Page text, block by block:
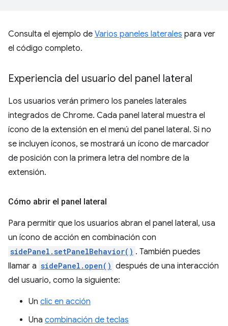
Consulta el ejemplo de Varios paneles laterales para ver
el código completo.
Experiencia del usuario del panel lateral
Los usuarios verán primero los paneles laterales
integrados de Chrome. Cada panel lateral muestra el
ícono de la extensión en el menú del panel lateral. Si no
se incluyen íconos, se mostrará un ícono de marcador
de posición con la primera letra del nombre de la
extensión.
Cómo abrir el panel lateral
Para permitir que los usuarios abran el panel lateral, usa
un ícono de acción en combinación con
sidePanel.setPanelBehavior() . También puedes
llamar a sidePanel.open() después de una interacción
del usuario, como la siguiente:
Un clic en acción
Una combinación de teclas